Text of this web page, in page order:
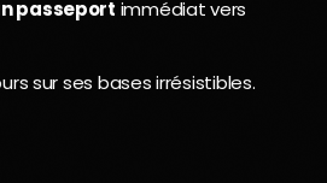
passeport immédiat vers
sur ses bases irrésistibles.